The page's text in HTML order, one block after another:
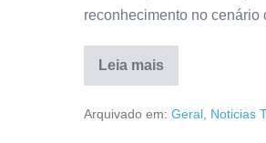
reconhecimento no
Leia mais
Arquivado em: Geral, Noticias